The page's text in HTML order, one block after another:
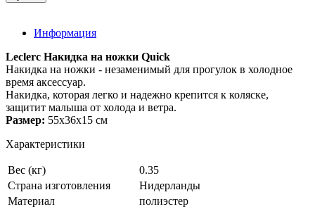
Информация
Leclerc Накидка на ножки Quick
Накидка на ножки - незаменимый для прогулок в холодное
время аксессуар.
Накидка, которая легко и надежно крепится к коляске,
защитит малыша от холода и ветра.
Размер: 55х36х15 см
Характеристики
Вес (кг)
0.35
Страна изготовления
Нидерланды
Материал
полиэстер